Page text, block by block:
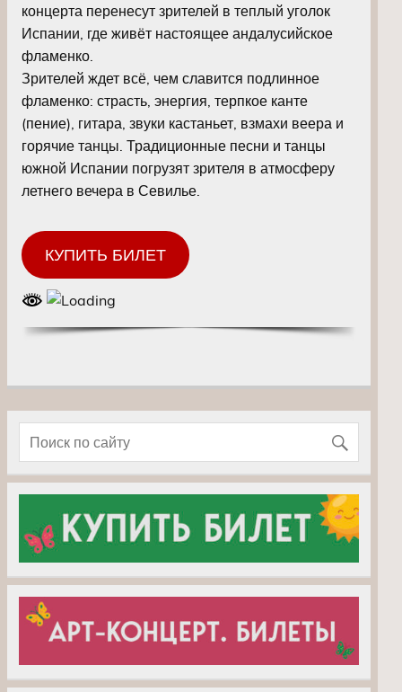
концерта перенесут зрителей в теплый уголок
Испании, где живёт настоящее андалусийское
фламенко.
Зрителей ждет всё, чем славится подлинное
фламенко: страсть, энергия, терпкое канте
(пение), гитара, звуки кастаньет, взмахи веера и
горячие танцы. Традиционные песни и танцы
южной Испании погрузят зрителя в атмосферу
летнего вечера в Севилье.
КУПИТЬ БИЛЕТ